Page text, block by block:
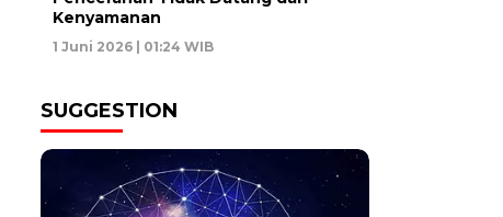
Kenyamanan
1 Juni 2026 | 01:24 WIB
SUGGESTION